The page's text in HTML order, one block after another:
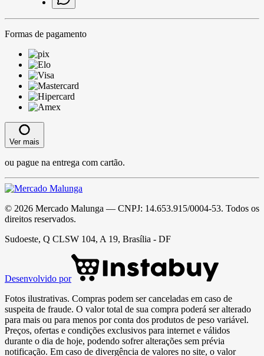
Formas de pagamento
Ver mais
ou pague na entrega com cartão.
© 2026 Mercado Malunga — CNPJ: 14.653.915/0004-53. Todos os
direitos reservados.
Sudoeste, Q CLSW 104, A 19, Brasília - DF
Desenvolvido por
Fotos ilustrativas. Compras podem ser canceladas em caso de
suspeita de fraude. O valor total de sua compra poderá ser alterado
para mais ou para menos por conta dos produtos de peso variável.
Preços, ofertas e condições exclusivos para internet e válidos
durante o dia de hoje, podendo sofrer alterações sem prévia
notificação. Em caso de divergência de valores no site, o valor